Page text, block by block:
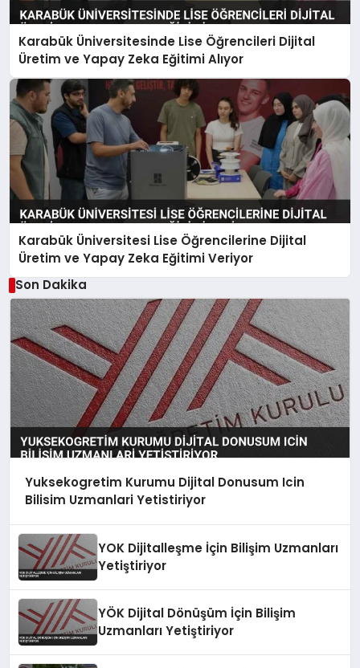
Karabük Üniversitesinde Lise Öğrencileri Dijital
Üretim ve Yapay Zeka Eğitimi Alıyor
Karabük Üniversitesi Lise Öğrencilerine Dijital
Üretim ve Yapay Zeka Eğitimi Veriyor
Son Dakika
Yuksekogretim Kurumu Dijital Donusum Icin
Bilisim Uzmanlari Yetistiriyor
YOK Dijitalleşme İçin Bilişim Uzmanları
Yetiştiriyor
YÖK Dijital Dönüşüm İçin Bilişim
Uzmanları Yetiştiriyor